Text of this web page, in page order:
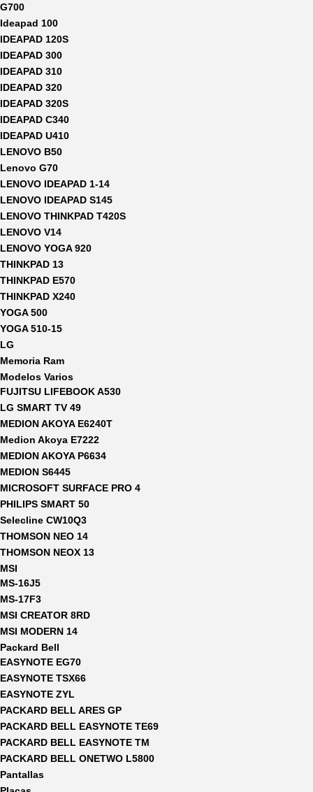
G700
Ideapad 100
IDEAPAD 120S
IDEAPAD 300
IDEAPAD 310
IDEAPAD 320
IDEAPAD 320S
IDEAPAD C340
IDEAPAD U410
LENOVO B50
Lenovo G70
LENOVO IDEAPAD 1-14
LENOVO IDEAPAD S145
LENOVO THINKPAD T420S
LENOVO V14
LENOVO YOGA 920
THINKPAD 13
THINKPAD E570
THINKPAD X240
YOGA 500
YOGA 510-15
LG
Memoria Ram
Modelos Varios
FUJITSU LIFEBOOK A530
LG SMART TV 49
MEDION AKOYA E6240T
Medion Akoya E7222
MEDION AKOYA P6634
MEDION S6445
MICROSOFT SURFACE PRO 4
PHILIPS SMART 50
Selecline CW10Q3
THOMSON NEO 14
THOMSON NEOX 13
MSI
MS-16J5
MS-17F3
MSI CREATOR 8RD
MSI MODERN 14
Packard Bell
EASYNOTE EG70
EASYNOTE TSX66
EASYNOTE ZYL
PACKARD BELL ARES GP
PACKARD BELL EASYNOTE TE69
PACKARD BELL EASYNOTE TM
PACKARD BELL ONETWO L5800
Pantallas